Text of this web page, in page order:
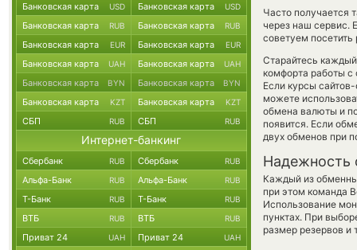
Часто получается
через наш сервис.
советуем посетить
Старайтесь
комфорта работы
Если курсы
можете
обмена валюты и
появится. Если
двух обменов при
Надежность
Каждый из
при этом команда
Использование
пунктах. При
размер резервов и
Банковская карта USD Банковская карта USD
Банковская карта RUB Банковская карта RUB
Банковская карта EUR Банковская карта EUR
Банковская карта UAH Банковская карта UAH
Банковская карта BYN Банковская карта BYN
Банковская карта KZT Банковская карта KZT
СБП RUB СБП RUB
Интернет-банкинг
Сбербанк RUB Сбербанк RUB
Альфа-Банк RUB Альфа-Банк RUB
Т-Банк RUB Т-Банк RUB
ВТБ RUB ВТБ RUB
Приват 24 UAH Приват 24 UAH